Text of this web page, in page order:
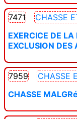
7471
CHASSE
EXERCICE DE
EXCLUSION DES
7959
CHASSE
CHASSE